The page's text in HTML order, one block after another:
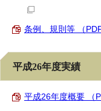
条例、規則等 （
平成26年度実績
平成26年度概要 （